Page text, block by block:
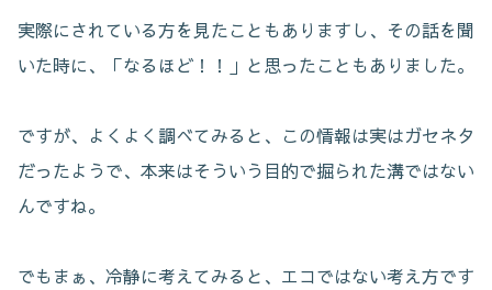
実際にされている方を見たこともありますし、その話を聞
いた時に、「なるほど！！」と思ったこともありました。
ですが、よくよく調べてみると、この情報は実はガセネタ
だったようで、本来はそういう目的で掘られた溝ではない
んですね。
でもまぁ、冷静に考えてみると、エコではない考え方です